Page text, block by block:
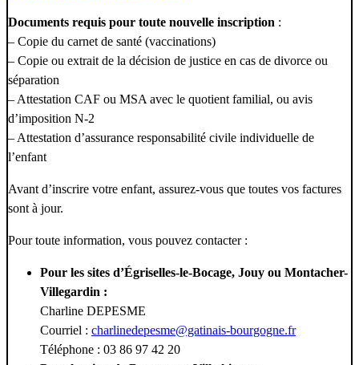
Documents requis pour toute nouvelle inscription :
– Copie du carnet de santé (vaccinations)
– Copie ou extrait de la décision de justice en cas de divorce ou
séparation
– Attestation CAF ou MSA avec le quotient familial, ou avis
d’imposition N-2
– Attestation d’assurance responsabilité civile individuelle de
l’enfant
Avant d’inscrire votre enfant, assurez-vous que toutes vos factures
sont à jour.
Pour toute information, vous pouvez contacter :
Pour les sites d’Égriselles-le-Bocage, Jouy ou Montacher-
Villegardin :
Charline DEPESME
Courriel : charlinedepesme@gatinais-bourgogne.fr
Téléphone : 03 86 97 42 20